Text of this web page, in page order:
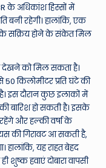
के अधिकांश हिस्सों में
रहेगी। हालांकि, एक
के सक्रिय होने के संकेत मिल
देखने को मिल सकता है।
किलोमीटर प्रति घंटे की
इस दौरान कुछ इलाकों में
बारिश हो सकती है। इसके
और हल्की वर्षा के
की गिरावट आ सकती है,
हालांकि, यह राहत बेहद
हवाएं दोबारा वापसी